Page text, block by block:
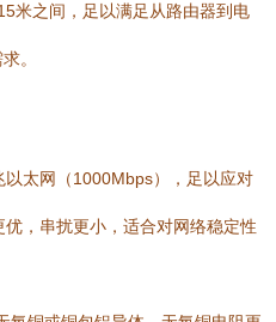
米之间，足以满足从路由器到电
。
以太网（1000Mbps），足以应对
，串扰更小，适合对网络稳定性